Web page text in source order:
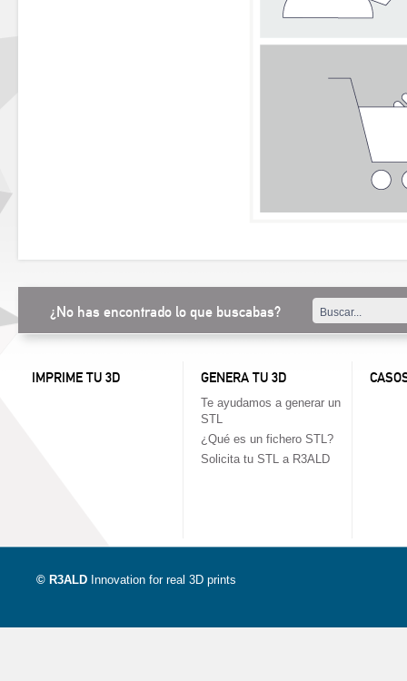
¿No has encontrado lo que buscabas?
IMPRIME TU 3D GENERA TU 3D
Te ayudamos a generar un
STL
¿Qué es un fichero STL?
Solicita tu STL a R3ALD
© R3ALD Innovation for real 3D prints